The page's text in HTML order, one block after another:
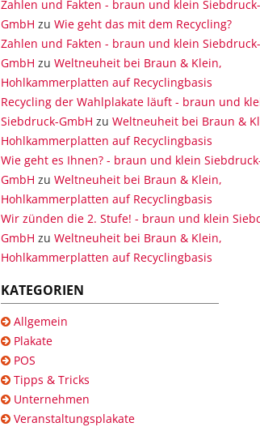
Zahlen und Fakten - braun und klein Siebdruck-
GmbH zu Wie geht das mit dem Recycling?
Zahlen und Fakten - braun und klein Siebdruck-
GmbH zu Weltneuheit bei Braun & Klein,
Hohlkammerplatten auf Recyclingbasis
Recycling der Wahlplakate läuft - braun und
Siebdruck-GmbH zu Weltneuheit bei Braun &
Hohlkammerplatten auf Recyclingbasis
Wie geht es Ihnen? - braun und klein
GmbH zu Weltneuheit bei Braun & Klein,
Hohlkammerplatten auf Recyclingbasis
Wir zünden die 2. Stufe! - braun und klein
GmbH zu Weltneuheit bei Braun & Klein,
Hohlkammerplatten auf Recyclingbasis
KATEGORIEN
Allgemein
Plakate
POS
Tipps & Tricks
Unternehmen
Veranstaltungsplakate